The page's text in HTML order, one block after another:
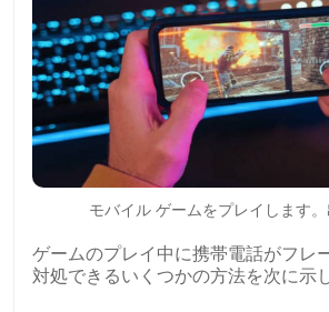
モバイル ゲームをプレイします
ゲームのプレイ中に携帯電話がフレ
対処できるいくつかの方法を次に示